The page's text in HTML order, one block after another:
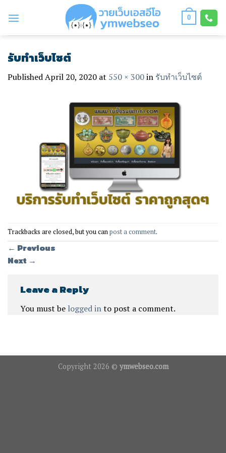
0
รับทำเว็บไซต์
PublishedApril 20, 2020 at 550 × 300in รับทำเว็บไซต์
Trackbacks are closed, but you canpost a comment.
← Previous
Next →
Leave a Reply
You must be logged into post a comment.
Copyright 2026 © ymwebseo.com